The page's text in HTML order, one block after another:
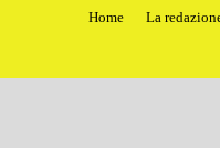
Home
La